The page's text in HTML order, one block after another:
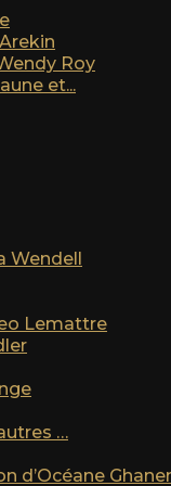
Roy
et...
Wendell
Lemattre
…
d’Océane